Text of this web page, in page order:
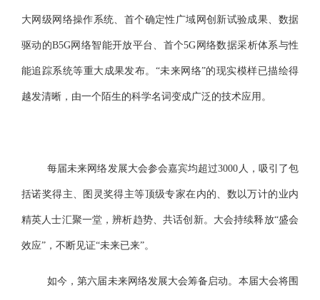
大网级网络操作系统、首个确定性广域网创新试验成果、数据
驱动的B5G网络智能开放平台、首个5G网络数据采析体系与性
能追踪系统等重大成果发布。“未来网络”的现实模样已描绘得
越发清晰，由一个陌生的科学名词变成广泛的技术应用。
每届未来网络发展大会参会嘉宾均超过3000人，吸引了包
括诺奖得主、图灵奖得主等顶级专家在内的、数以万计的业内
精英人士汇聚一堂，辨析趋势、共话创新。大会持续释放“盛会
效应”，不断见证“未来已来”。
如今，第六届未来网络发展大会筹备启动。本届大会将围